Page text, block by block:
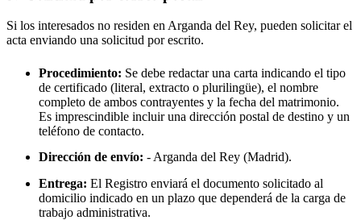
Si los interesados no residen en Arganda del Rey, pueden solicitar el
acta enviando una solicitud por escrito.
Procedimiento: Se debe redactar una carta indicando el tipo
de certificado (literal, extracto o plurilingüe), el nombre
completo de ambos contrayentes y la fecha del matrimonio.
Es imprescindible incluir una dirección postal de destino y un
teléfono de contacto.
Dirección de envío: -Arganda del Rey (Madrid).
Entrega: El Registro enviará el documento solicitado al
domicilio indicado en un plazo que dependerá de la carga de
trabajo administrativa.